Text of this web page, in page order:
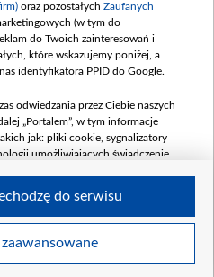
S. A. w likwidacji
oraz pozostałych Zaufanych
(w tym do
do Twoich zainteresowań i
które wskazujemy poniżej, a
identyfikatora PPID do Google.
odwiedzania przez Ciebie naszych
„Portalem”, w tym informacje
jak: pliki cookie, sygnalizatory
umożliwiających świadczenie
odwiedzania przez Ciebie
do serwisu